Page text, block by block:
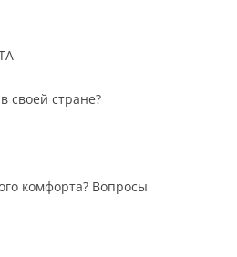
своей стране?
комфорта? Вопросы